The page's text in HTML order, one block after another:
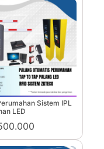
Sistem IPL
LED